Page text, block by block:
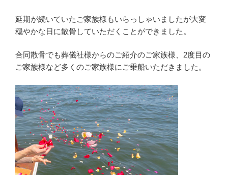
延期が続いていたご家族様もいらっしゃいましたが大変
穏やかな日に散骨していただくことができました。
合同散骨でも葬儀社様からのご紹介のご家族様、2度目の
ご家族様など多くのご家族様にご乗船いただきました。